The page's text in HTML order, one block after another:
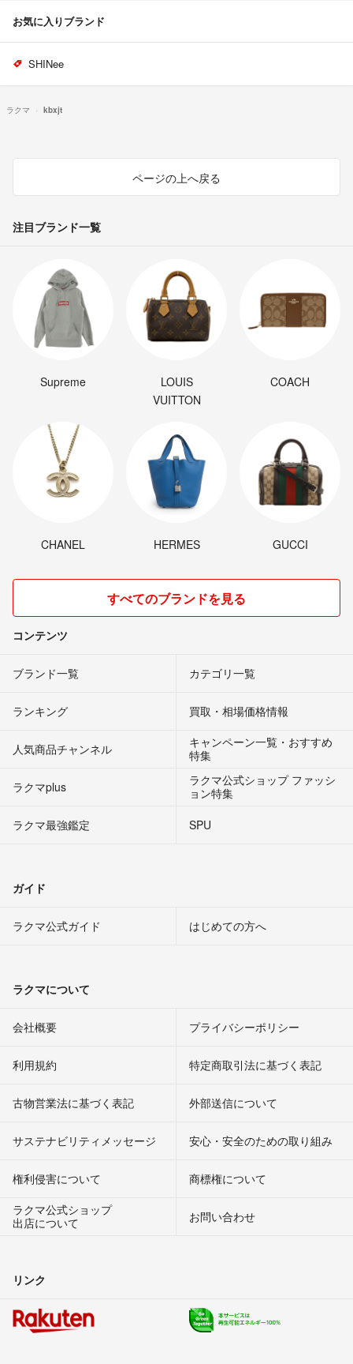
お気に入りブランド
SHINee
ラクマ kbxjt
ページの上へ戻る
注目ブランド一覧
Supreme
LOUIS
VUITTON
COACH
CHANEL HERMES GUCCI
すべてのブランドを見る
コンテンツ
ブランド一覧 カテゴリ一覧
ランキング 買取・相場価格情報
人気商品チャンネル
キャンペーン一覧・おすすめ
特集
ラクマplus
ラクマ公式ショップ ファッシ
ョン特集
ラクマ最強鑑定
SPU
ガイド
ラクマ公式ガイド はじめての方へ
ラクマについて
会社概要 プライバシーポリシー
利用規約 特定商取引法に基づく表記
古物営業法に基づく表記 外部送信について
サステナビリティメッセージ 安心・安全のための取り組み
権利侵害について
商標権について
ラクマ公式ショップ
出店について
お問い合わせ
リンク